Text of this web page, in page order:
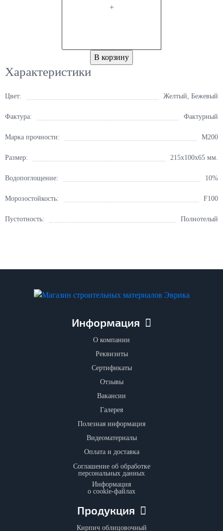
+
В корзину
Характеристики
Цвет: Желтый, Бежевый
Фактура: Фактурный
Марка прочности: М200
Размер: 215x100x65 мм.
Водопоглощение: 10%
Морозостойкость: F100
Пустотность: Полнотелый
Информация
О компании
Реквизиты
Сертификаты
Отзывы
Вакансии
Галерея
Полезная информация
Видеоматериалы
Оплата и доставка
Соглашение об обработке
персональных данных
Информация
о cookie-файлах
Продукция
Кирпич облицовочный